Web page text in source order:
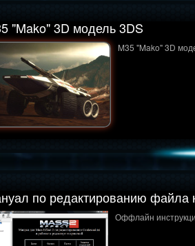
"Mako" 3D модель 3DS
M35 "Mako" 3D
по редактированию файла
Оффлайн